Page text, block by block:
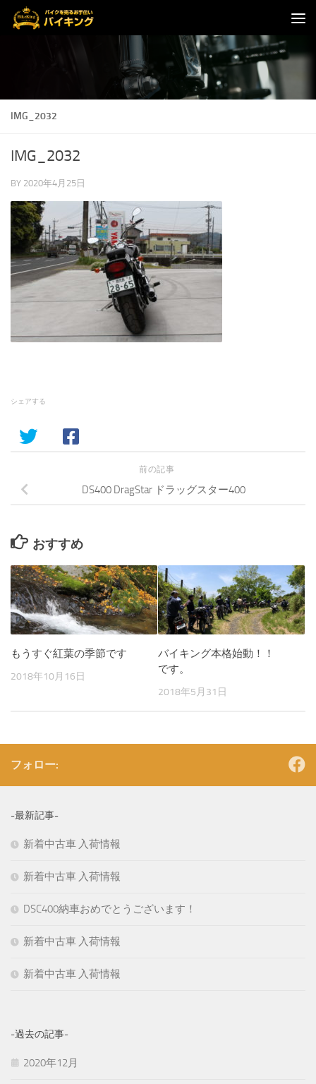
コンテンツへスキップ
IMG_2032
IMG_2032
BY 2020年4月25日
シェアする
前の記事
DS400 DragStar ドラッグスター400
おすすめ
もうすぐ紅葉の季節です
2018年10月16日
バイキング本格始動！！
です。
2018年5月31日
フォロー:
-最新記事-
新着中古車 入荷情報
新着中古車 入荷情報
DSC400納車おめでとうございます！
新着中古車 入荷情報
新着中古車 入荷情報
-過去の記事-
2020年12月